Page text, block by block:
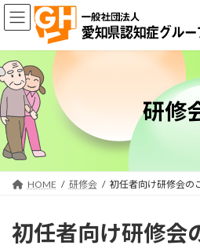
コ
ン
ン
ツ
へ
ス
キ
ッ
プ
ナ
ビ
ー
シ
ョ
ン
に
移
動
研修
HOME 研修会 初任者向け研修会の
初任者向け研修会